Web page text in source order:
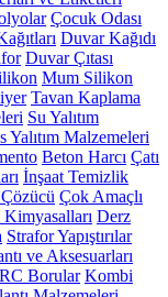
Çocuk Odası
Duvar Kağıdı
Duvar Çıtası
Mum Silikon
Tavan Kaplama
Su Yalıtım
Yalıtım Malzemeleri
Beton Harcı Çatı
İnşaat Temizlik
Çok Amaçlı
Kimyasalları Derz
Strafor Yapıştırılar
ve Aksesuarları
Borular Kombi